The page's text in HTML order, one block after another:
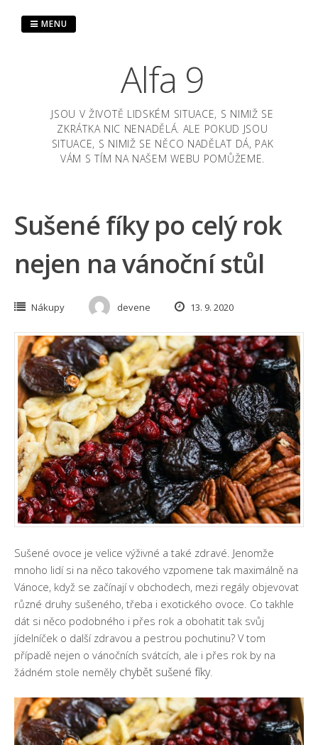
Alfa 9
JSOU V ŽIVOTĚ LIDSKÉM SITUACE, S NIMIŽ SE
ZKRÁTKA NIC NENADĚLÁ. ALE POKUD JSOU
SITUACE, S NIMIŽ SE NĚCO NADĚLAT DÁ, PAK
VÁM S TÍM NA NAŠEM WEBU POMŮŽEME.
MENU
Sušené fíky po celý rok
nejen na vánoční stůl
Nákupy devene 13. 9. 2020
Sušené ovoce je velice výživné a také zdravé. Jenomže
mnoho lidí si na něco takového vzpomene tak maximálně na
Vánoce, když se začínají v obchodech, mezi regály objevovat
různé druhy sušeného, třeba i exotického ovoce. Co takhle
dát si něco podobného i přes rok a obohatit tak svůj
jídelníček o další zdravou a pestrou pochutinu? V tom
případě nejen o vánočních svátcích, ale i přes rok by na
žádném stole neměly chybět sušené fíky.